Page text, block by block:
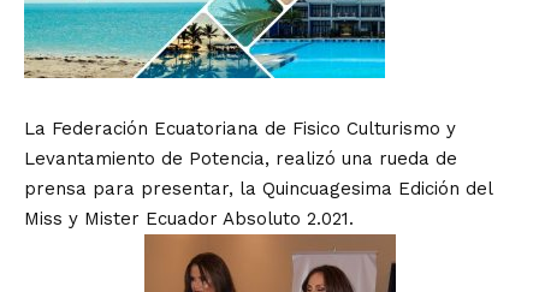
La Federación Ecuatoriana de Fisico Culturismo y
Levantamiento de Potencia, realizó una rueda de
prensa para presentar, la Quincuagesima Edición del
Miss y Mister Ecuador Absoluto 2.021.